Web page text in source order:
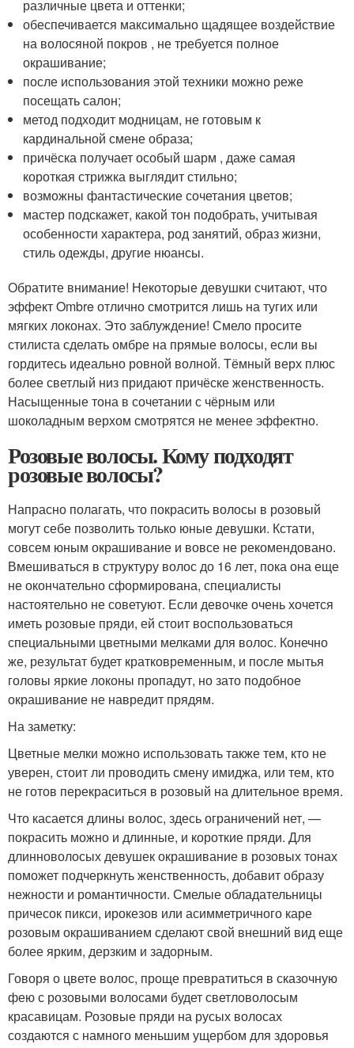
различные цвета и оттенки;
обеспечивается максимально щадящее воздействие
на волосяной покров , не требуется полное
окрашивание;
после использования этой техники можно реже
посещать салон;
метод подходит модницам, не готовым к
кардинальной смене образа;
причёска получает особый шарм , даже самая
короткая стрижка выглядит стильно;
возможны фантастические сочетания цветов;
мастер подскажет, какой тон подобрать, учитывая
особенности характера, род занятий, образ жизни,
стиль одежды, другие нюансы.
Обратите внимание! Некоторые девушки считают, что
эффект Ombre отлично смотрится лишь на тугих или
мягких локонах. Это заблуждение! Смело просите
стилиста сделать омбре на прямые волосы, если вы
гордитесь идеально ровной волной. Тёмный верх плюс
более светлый низ придают причёске женственность.
Насыщенные тона в сочетании с чёрным или
шоколадным верхом смотрятся не менее эффектно.
Розовые волосы. Кому подходят
розовые волосы?
Напрасно полагать, что покрасить волосы в розовый
могут себе позволить только юные девушки. Кстати,
совсем юным окрашивание и вовсе не рекомендовано.
Вмешиваться в структуру волос до 16 лет, пока она еще
не окончательно сформирована, специалисты
настоятельно не советуют. Если девочке очень хочется
иметь розовые пряди, ей стоит воспользоваться
специальными цветными мелками для волос. Конечно
же, результат будет кратковременным, и после мытья
головы яркие локоны пропадут, но зато подобное
окрашивание не навредит прядям.
На заметку:
Цветные мелки можно использовать также тем, кто не
уверен, стоит ли проводить смену имиджа, или тем, кто
не готов перекраситься в розовый на длительное время.
Что касается длины волос, здесь ограничений нет, —
покрасить можно и длинные, и короткие пряди. Для
длинноволосых девушек окрашивание в розовых тонах
поможет подчеркнуть женственность, добавит образу
нежности и романтичности. Смелые обладательницы
причесок пикси, ирокезов или асимметричного каре
розовым окрашиванием сделают свой внешний вид еще
более ярким, дерзким и задорным.
Говоря о цвете волос, проще превратиться в сказочную
фею с розовыми волосами будет светловолосым
красавицам. Розовые пряди на русых волосах
создаются с намного меньшим ущербом для здоровья